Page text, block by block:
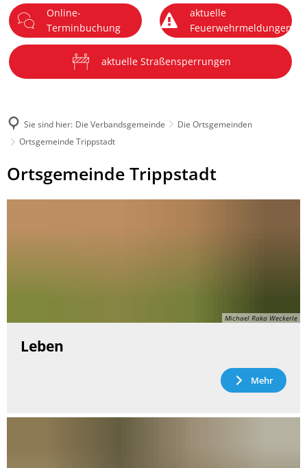
Menü
Online-
Terminbuchung
aktuelle
Feuerwehrmeldungen
aktuelle Straßensperrungen
Sie sind hier: Die Verbandsgemeinde
Die Ortsgemeinden
Ortsgemeinde Trippstadt
Ortsgemeinde
Trippstadt
Ortsgemeinde Trippstadt
Michael Raka Weckerle
Leben
Mehr